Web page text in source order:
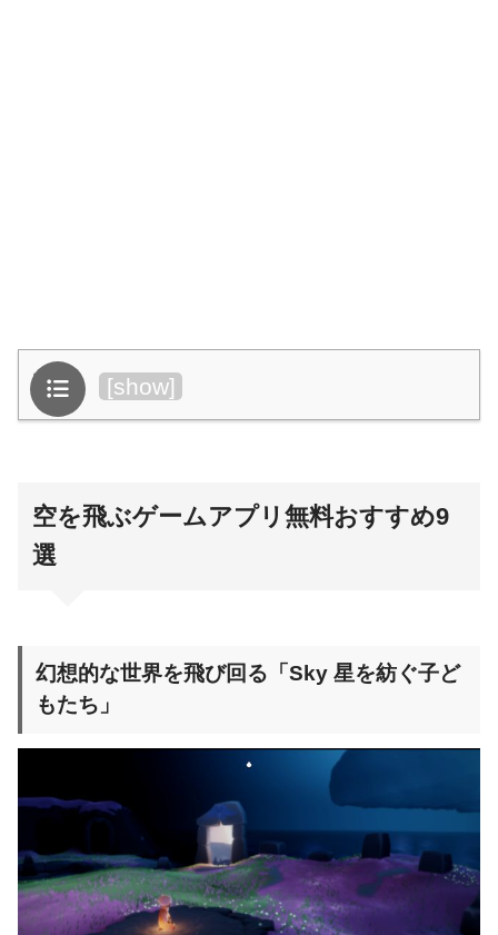
目次 [show]
空を飛ぶゲームアプリ無料おすすめ9
選
幻想的な世界を飛び回る「Sky 星を紡ぐ子ど
もたち」